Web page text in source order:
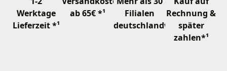
Werktage
Lieferzeit *¹
ab 65€ *¹
Filialen
deutschlandweit
Rechnung &
später
zahlen*¹